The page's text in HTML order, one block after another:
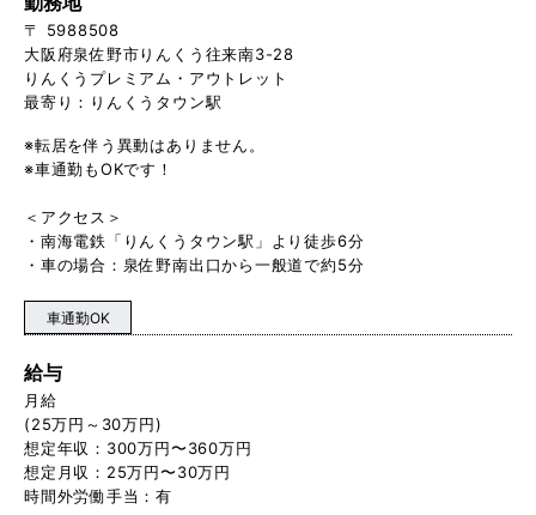
〒 5988508
大阪府泉佐野市りんくう往来南3-28
りんくうプレミアム・アウトレット
最寄り：りんくうタウン駅
※転居を伴う異動はありません。
※車通勤もOKです！
＜アクセス＞
・南海電鉄「りんくうタウン駅」より徒歩6分
・車の場合：泉佐野南出口から一般道で約5分
車通勤OK
給与
月給
(25万円～30万円)
想定年収：300万円〜360万円
想定月収：25万円〜30万円
時間外労働手当：有